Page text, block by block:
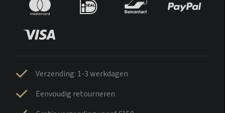
Verzending: 1-3 werkdagen
Eenvoudig retourneren